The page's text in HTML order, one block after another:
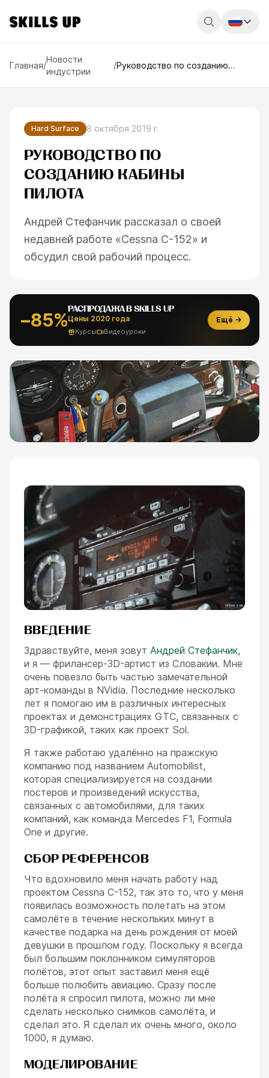
ESC
Главная/
Новости
индустрии
/Руководство по созданию
Hard Surface 8 октября 2019 г.
РУКОВОДСТВО ПО
СОЗДАНИЮ КАБИНЫ
ПИЛОТА
Андрей Стефанчик рассказал о своей
недавней работе «Cessna C-152» и
обсудил свой рабочий процесс.
−85%
РАСПРОДАЖА В SKILLS UP
Цены 2020 года
Курсы Видеоуроки
Ещё →
ВВЕДЕНИЕ
Здравствуйте, меня зовут Андрей Стефанчик,
и я — фрилансер-3D-артист из Словакии. Мне
очень повезло быть частью замечательной
арт-команды в NVidia. Последние несколько
лет я помогаю им в различных интересных
проектах и демонстрациях GTC, связанных с
3D-графикой, таких как проект Sol.
Я также работаю удалённо на пражскую
компанию под названием Automobilist,
которая специализируется на создании
постеров и произведений искусства,
связанных с автомобилями, для таких
компаний, как команда Mercedes F1, Formula
One и другие.
СБОР РЕФЕРЕНСОВ
Что вдохновило меня начать работу над
проектом Cessna C-152, так это то, что у меня
появилась возможность полетать на этом
самолёте в течение нескольких минут в
качестве подарка на день рождения от моей
девушки в прошлом году. Поскольку я всегда
был большим поклонником симуляторов
полётов, этот опыт заставил меня ещё
больше полюбить авиацию. Сразу после
полёта я спросил пилота, можно ли мне
сделать несколько снимков самолёта, и
сделал это. Я сделал их очень много, около
1000, я думаю.
МОДЕЛИРОВАНИЕ